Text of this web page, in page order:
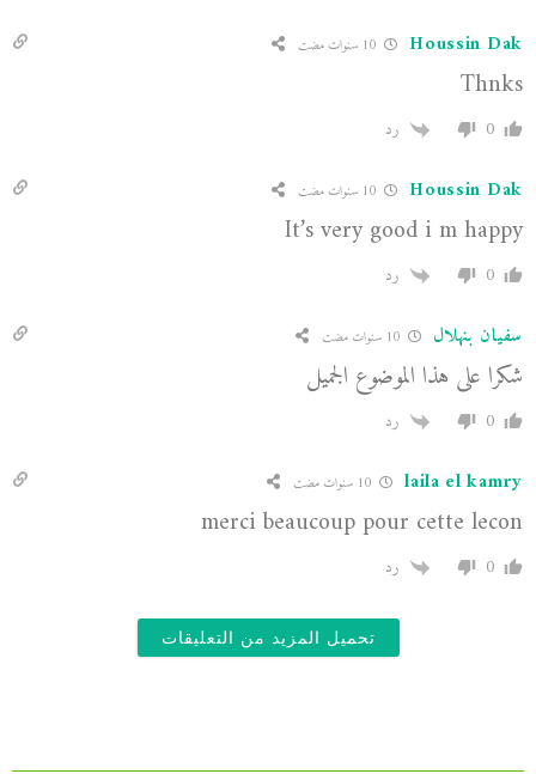
Houssin Dak
Thnks
0 رد
Houssin Dak
It’s very good i m happy
0 رد
سفيان بنهلال 10 سنوات مضت
شكرا على هذا الموضوع الجميل
0 رد
laila el kamry
merci beaucoup pour cette lecon
0 رد
تحميل المزيد من التعليقات